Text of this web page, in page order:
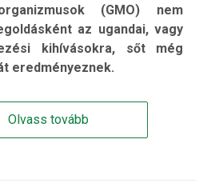
(GMO) nem
az ugandai, vagy
kihívásokra, sőt még
eredményeznek.
Olvass tovább